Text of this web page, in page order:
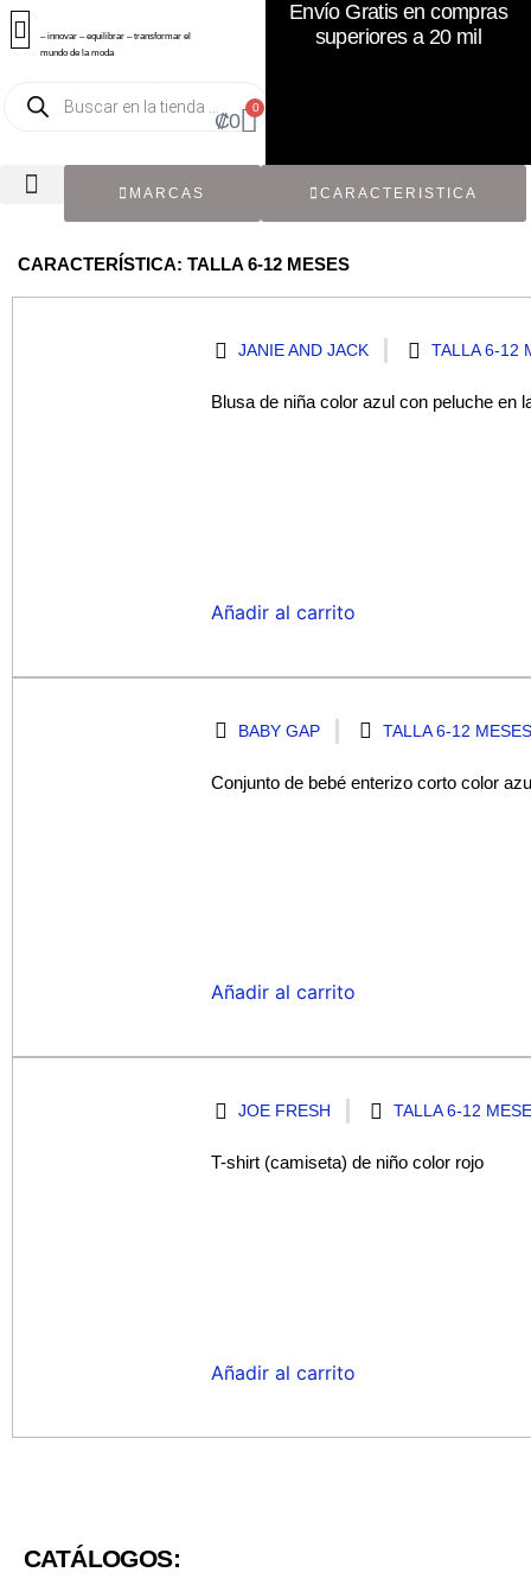
– innovar – equilibrar – transformar el
mundo de la moda
₡0
0
Envío Gratis en compras
superiores a 20 mil
MARCAS CARACTERISTICA
CARACTERÍSTICA: TALLA 6-12 MESES
JANIE AND JACK TALLA 6-12
Blusa de niña color azul con peluche en
Añadir al carrito
BABY GAP TALLA 6-12 MESES
Conjunto de bebé enterizo corto color
Añadir al carrito
JOE FRESH TALLA 6-12
T-shirt (camiseta) de niño color rojo
Añadir al carrito
CATÁLOGOS: